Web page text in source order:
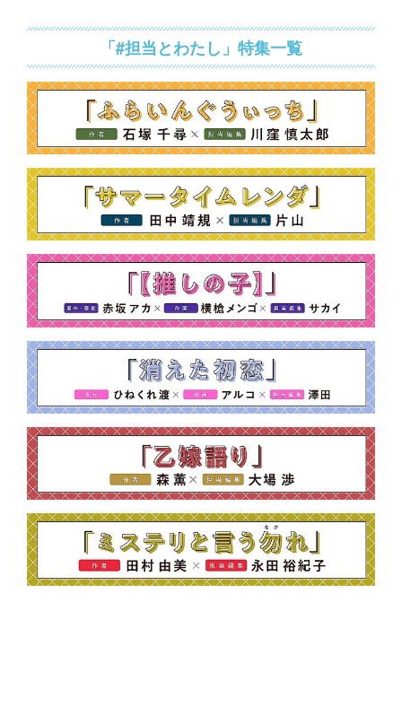
「#担当とわたし」特集一覧